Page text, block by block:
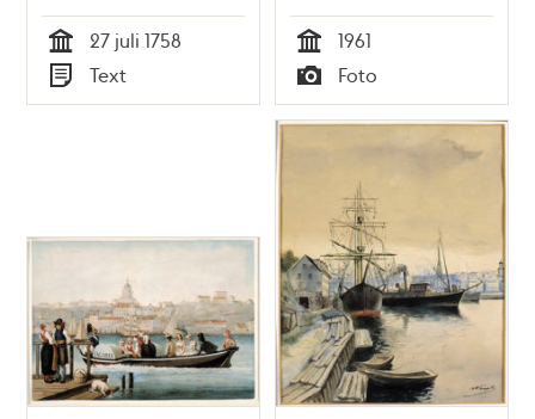
Tid
27 juli 1758
Typ
Text Tid
1961
Typ
Foto